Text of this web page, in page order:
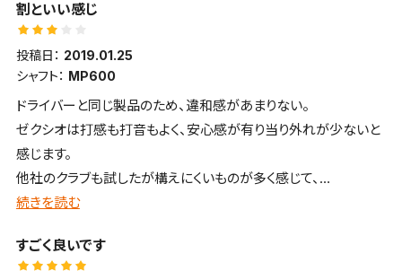
割といい感じ
投稿日： 2019.01.25
シャフト： MP600
ドライバーと同じ製品のため、違和感があまりない。
ゼクシオは打感も打音もよく、安心感が有り当り外れが少ないと
感じます。
他社のクラブも試したが構えにくいものが多く感じて、
いまいち。もちろん自分のレベルの問題もありますが...。
す。
続きを読む
すごく良いです